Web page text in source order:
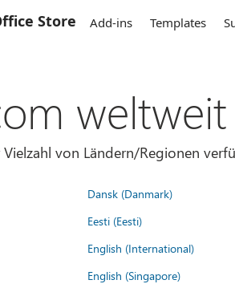
Store Add-ins Templates
weltweit
von Ländern/Regionen
Dansk (Danmark)
Eesti (Eesti)
English (International)
English (Singapore)